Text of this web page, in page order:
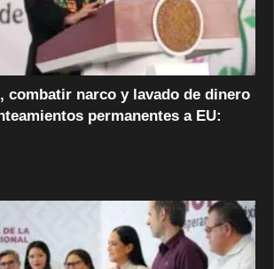
combatir narco y lavado de dinero
permanentes a EU: